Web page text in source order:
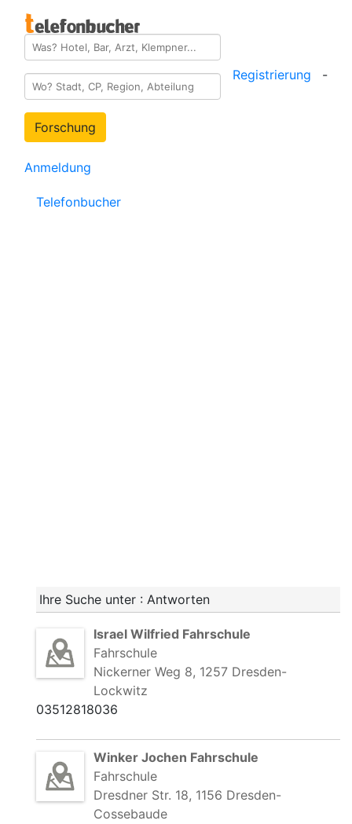
Forschung
Registrierung -
Anmeldung
Telefonbucher
Ihre Suche unter : Antworten
Israel Wilfried Fahrschule
Fahrschule
Nickerner Weg 8, 1257 Dresden-
Lockwitz
03512818036
Winker Jochen Fahrschule
Fahrschule
Dresdner Str. 18, 1156 Dresden-
Cossebaude